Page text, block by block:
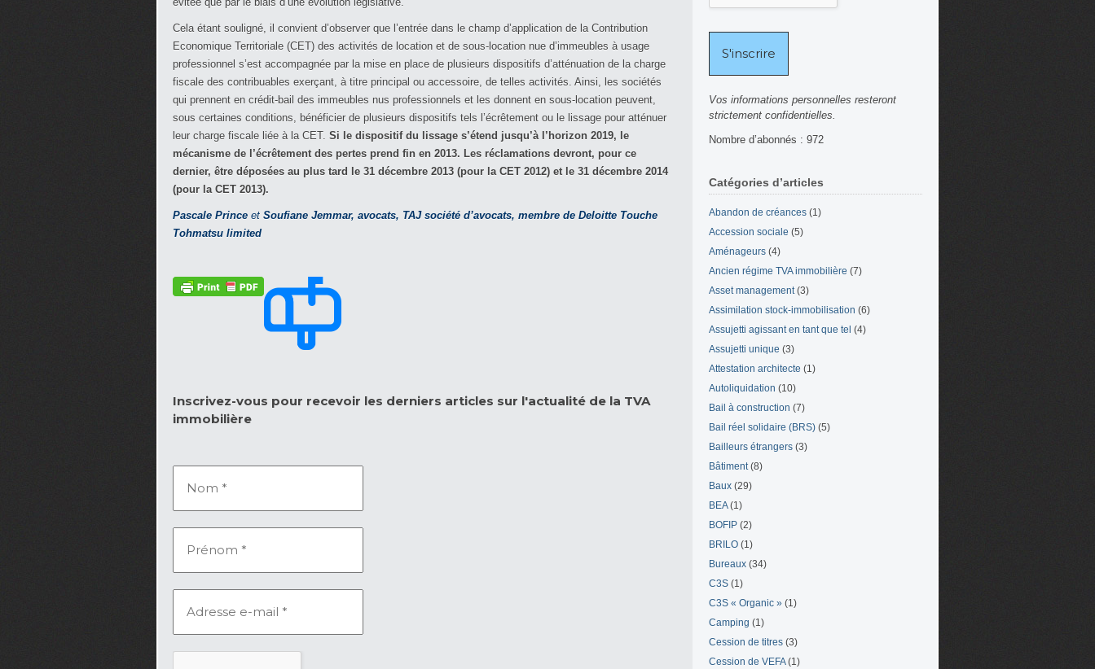
Cela étant souligné, il convient d’observer que l’entrée dans le champ d’application de la Contribution
Economique Territoriale (CET) des activités de location et de sous-location nue d’immeubles à usage
professionnel s’est accompagnée par la mise en place de plusieurs dispositifs d’atténuation de la charge
fiscale des contribuables exerçant, à titre principal ou accessoire, de telles activités. Ainsi, les sociétés
qui prennent en crédit-bail des immeubles nus professionnels et les donnent en sous-location peuvent,
sous certaines conditions, bénéficier de plusieurs dispositifs tels l’écrêtement ou le lissage pour atténuer
leur charge fiscale liée à la CET. Si le dispositif du lissage s’étend jusqu’à l’horizon 2019, le
mécanisme de l’écrêtement des pertes prend fin en 2013. Les réclamations devront, pour ce
dernier, être déposées au plus tard le 31 décembre 2013 (pour la CET 2012) et le 31 décembre 2014
(pour la CET 2013).
Pascale Prince et Soufiane Jemmar, avocats, TAJ société d’avocats, membre de Deloitte Touche
Tohmatsu limited
Inscrivez-vous pour recevoir les derniers articles sur l'actualité de la TVA
immobilière
Vos informations personnelles resteront
strictement confidentielles.
Nombre d’abonnés : 972
Catégories d’articles
Abandon de créances (1)
Accession sociale (5)
Aménageurs (4)
Ancien régime TVA immobilière (7)
Asset management(3)
Assimilation stock-immobilisation (6)
Assujetti agissant en tant que tel (4)
Assujetti unique (3)
Attestation architecte (1)
Autoliquidation (10)
Bail à construction (7)
Bail réel solidaire (BRS) (5)
Bailleurs étrangers (3)
Bâtiment(8)
Baux (29)
BEA(1)
BOFIP (2)
BRILO (1)
Bureaux (34)
C3S (1)
C3S « Organic » (1)
Camping (1)
Cession de titres (3)
Cession de VEFA(1)